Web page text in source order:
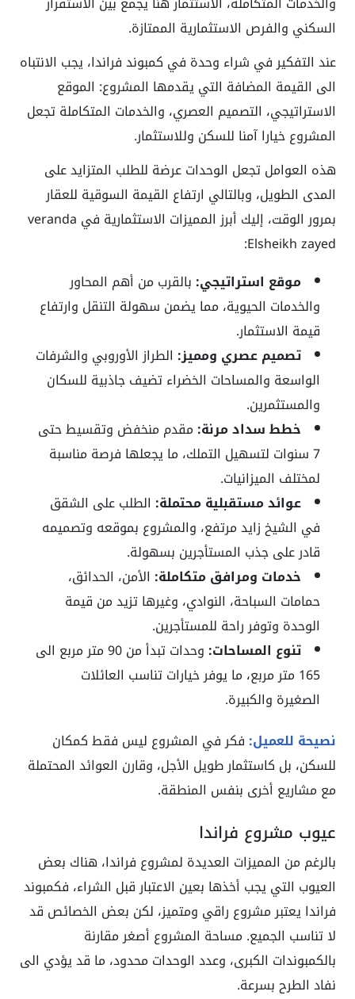
السكني والفرص الاستثمارية الممتازة.
عند التفكير في شراء وحدة في كمبوند فراندا، يجب الانتباه
الى القيمة المضافة التي يقدمها المشروع: الموقع
الاستراتيجي، التصميم العصري، والخدمات المتكاملة تجعل
المشروع خيارا آمنا للسكن وللاستثمار.
هذه العوامل تجعل الوحدات عرضة للطلب المتزايد على
المدى الطويل، وبالتالي ارتفاع القيمة السوقية للعقار
بمرور الوقت، إليك أبرز المميزات الاستثمارية في veranda
Elsheikh zayed:
موقع استراتيجي: بالقرب من أهم المحاور
والخدمات الحيوية، مما يضمن سهولة التنقل وارتفاع
قيمة الاستثمار.
تصميم عصري ومميز: الطراز الأوروبي والشرفات
الواسعة والمساحات الخضراء تضيف جاذبية للسكان
والمستثمرين.
خطط سداد مرنة: مقدم منخفض وتقسيط حتى
7 سنوات لتسهيل التملك، ما يجعلها فرصة مناسبة
لمختلف الميزانيات.
عوائد مستقبلية محتملة: الطلب على الشقق
في الشيخ زايد مرتفع، والمشروع بموقعه وتصميمه
قادر على جذب المستأجرين بسهولة.
خدمات ومرافق متكاملة: الأمن، الحدائق،
حمامات السباحة، النوادي، وغيرها تزيد من قيمة
الوحدة وتوفر راحة للمستأجرين.
تنوع المساحات:
وحدات تبدأ من 90 متر مربع الى
165 متر مربع، ما يوفر خيارات تناسب العائلات
الصغيرة والكبيرة.
نصيحة للعميل: فكر في المشروع ليس فقط كمكان
للسكن، بل كاستثمار طويل الأجل، وقارن العوائد المحتملة
مع مشاريع أخرى بنفس المنطقة.
عيوب مشروع فراندا
بالرغم من المميزات العديدة لمشروع فراندا، هناك بعض
العيوب التي يجب أخذها بعين الاعتبار قبل الشراء، فكمبوند
فراندا يعتبر مشروع راقي ومتميز، لكن بعض الخصائص قد
لا تناسب الجميع. مساحة المشروع أصغر مقارنة
بالكمبوندات الكبرى، وعدد الوحدات محدود، ما قد يؤدي الى
نفاد الطرح بسرعة.